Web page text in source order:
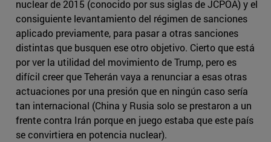
nuclear de 2015 (conocido por sus siglas de JCPOA) y el
consiguiente levantamiento del régimen de sanciones
aplicado previamente, para pasar a otras sanciones
distintas que busquen ese otro objetivo. Cierto que está
por ver la utilidad del movimiento de Trump, pero es
difícil creer que Teherán vaya a renunciar a esas otras
actuaciones por una presión que en ningún caso sería
tan internacional (China y Rusia solo se prestaron a un
frente contra Irán porque en juego estaba que este país
se convirtiera en potencia nuclear).